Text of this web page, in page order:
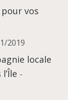
pour vos
2019
locale
-